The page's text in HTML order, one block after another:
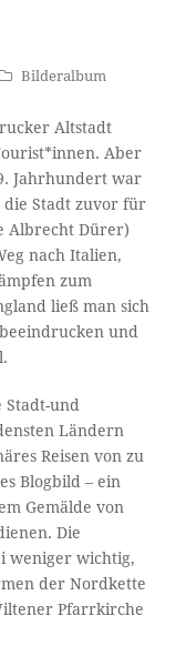
Bilderalbum
Altstadt
Aber
Jahrhundert war
die Stadt zuvor für
Albrecht Dürer)
nach Italien,
zum
ließ man sich
und
Stadt-und
Ländern
Reisen von zu
Blogbild – ein
Gemälde von
Die
weniger wichtig,
der Nordkette
Pfarrkirche